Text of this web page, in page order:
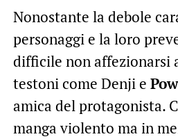
Nonostante la debole
personaggi e la loro
difficile non affezionarsi
testoni come Denji e
amica del protagonista.
manga violento ma in